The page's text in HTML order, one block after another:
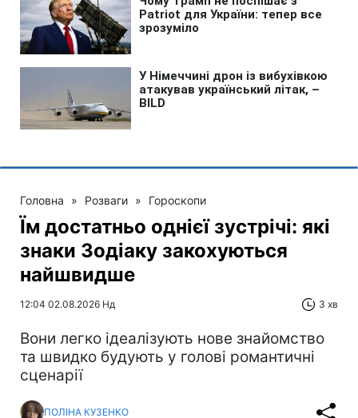
Головна » Розваги » Гороскопи
Їм достатньо однієї зустрічі: які
знаки Зодіаку закохуються
найшвидше
12:04 02.08.2026 Нд 3 хв
Вони легко ідеалізують нове знайомство
та швидко будують у голові романтичні
сценарії
ПОЛІНА КУЗЕНКО